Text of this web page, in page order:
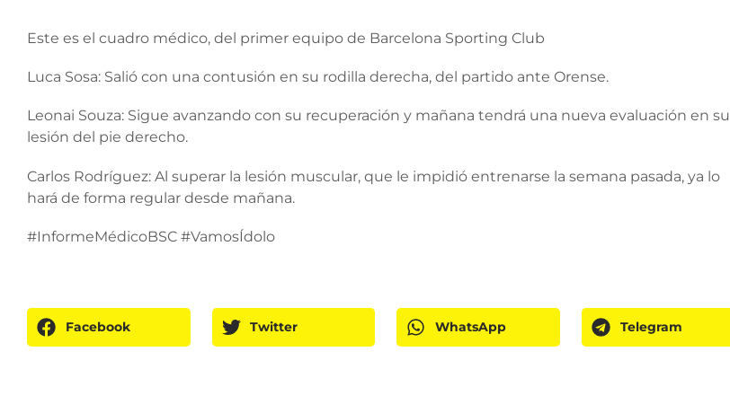
Este es el cuadro médico, del primer equipo de Barcelona Sporting Club
Luca Sosa: Salió con una contusión en su rodilla derecha, del partido ante Orense.
Leonai Souza: Sigue avanzando con su recuperación y mañana tendrá una nueva evaluación en su
lesión del pie derecho.
Carlos Rodríguez: Al superar la lesión muscular, que le impidió entrenarse la semana pasada, ya lo
hará de forma regular desde mañana.
#InformeMédicoBSC #VamosÍdolo
Facebook Twitter WhatsApp Telegram